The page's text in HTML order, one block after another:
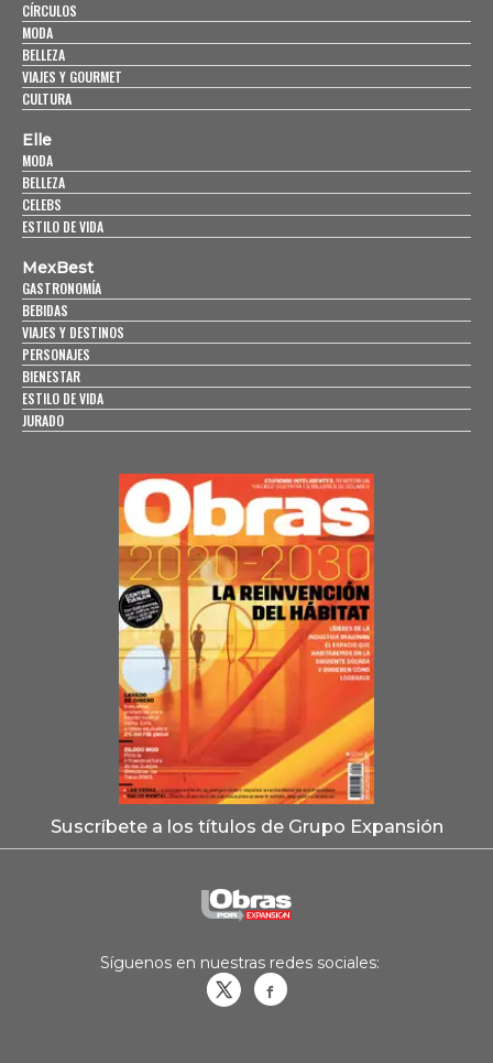
CÍRCULOS
MODA
BELLEZA
VIAJES Y GOURMET
CULTURA
Elle
MODA
BELLEZA
CELEBS
ESTILO DE VIDA
MexBest
GASTRONOMÍA
BEBIDAS
VIAJES Y DESTINOS
PERSONAJES
BIENESTAR
ESTILO DE VIDA
JURADO
Suscríbete a los títulos de Grupo Expansión
Síguenos en nuestras redes sociales: